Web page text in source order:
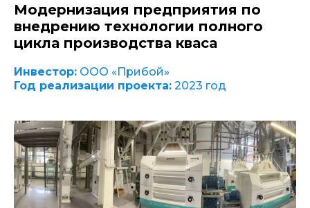
Модернизация предприятия по
внедрению технологии полного
цикла производства кваса
Инвестор: ООО «Прибой»
Год реализации проекта: 2023 год